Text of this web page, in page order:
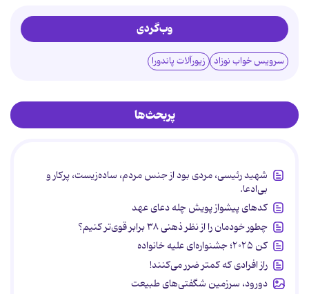
وب‌گردی
سرویس خواب نوزاد زیورآلات پاندورا
پربحث‌ها
شهید رئیسی، مردی بود از جنس مردم، ساده‌زیست، پرکار و
بی‌ادعا.
کدهای پیشواز پویش چله دعای عهد
چطور خودمان را از نظر ذهنی ۳۸ برابر قوی‌تر کنیم؟
کن ۲۰۲۵؛ جشنواره‌ای علیه خانواده
راز افرادی که کمتر ضرر می‌کنند!
دورود، سرزمین شگفتی‌های طبیعت